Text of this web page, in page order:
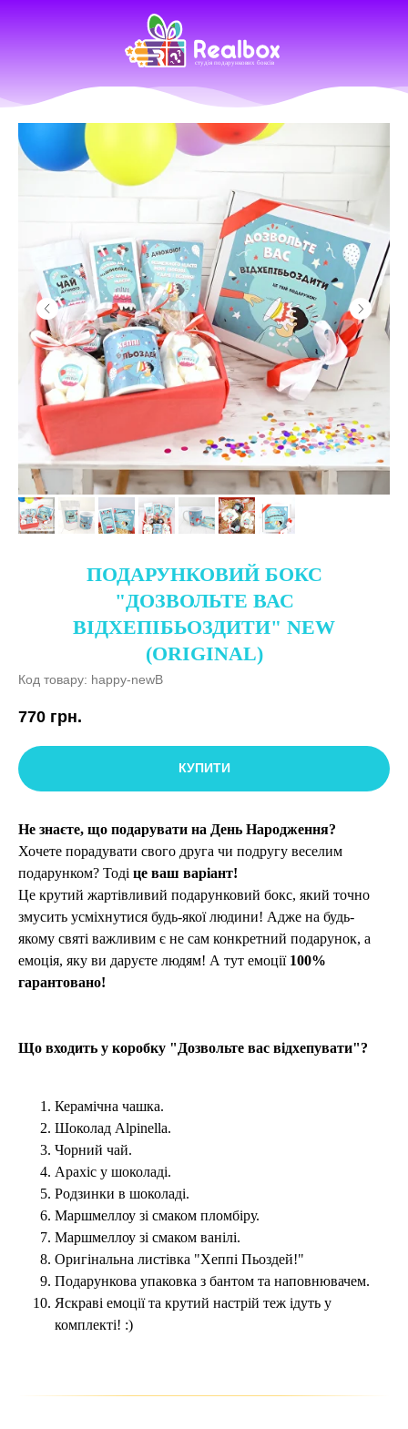
ПОДАРУНКОВИЙ БОКС
"ДОЗВОЛЬТЕ ВАС
ВІДХЕПІБЬОЗДИТИ" NEW
(ORIGINAL)
Код товару: happy-newB
770 грн.
КУПИТИ
Не знаєте, що подарувати на День Народження?
Хочете порадувати свого друга чи подругу веселим
подарунком? Тоді це ваш варіант!
Це крутий жартівливий подарунковий бокс, який точно
змусить усміхнутися будь-якої людини! Адже на будь-
якому святі важливим є не сам конкретний подарунок, а
емоція, яку ви даруєте людям! А тут емоції 100%
гарантовано!
Що входить у коробку "Дозвольте вас відхепувати"?
Керамічна чашка.
Шоколад Alpinella.
Чорний чай.
Арахіс у шоколаді.
Родзинки в шоколаді.
Маршмеллоу зі смаком пломбіру.
Маршмеллоу зі смаком ванілі.
Оригінальна листівка "Хеппі Пьоздей!"
Подарункова упаковка з бантом та наповнювачем.
Яскраві емоції та крутий настрій теж ідуть у
комплекті! :)